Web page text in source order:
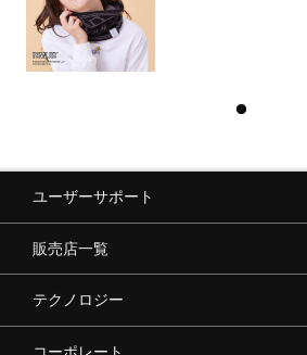
ユーザーサポート
販売店一覧
テクノロジー
コーポレート